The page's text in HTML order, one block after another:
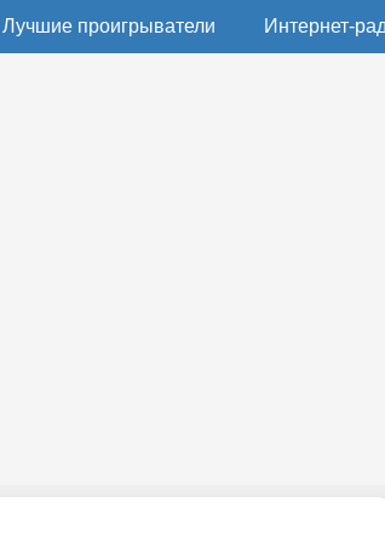
Лучшие проигрыватели Интернет-